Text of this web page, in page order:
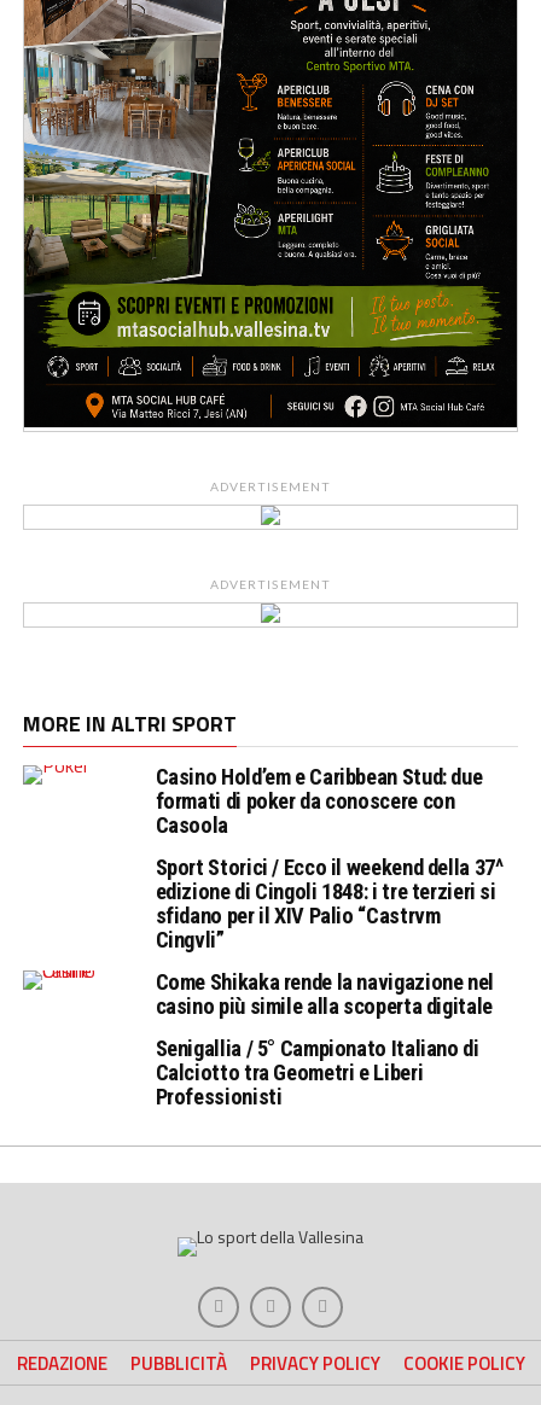
ADVERTISEMENT
ADVERTISEMENT
MORE IN ALTRI SPORT
Casino Hold’em e Caribbean Stud: due
formati di poker da conoscere con
Casoola
Sport Storici / Ecco il weekend della 37^
edizione di Cingoli 1848: i tre terzieri si
sfidano per il XIV Palio “Castrvm
Cingvli”
Come Shikaka rende la navigazione nel
casino più simile alla scoperta digitale
Senigallia / 5° Campionato Italiano di
Calciotto tra Geometri e Liberi
Professionisti
REDAZIONE PUBBLICITÀ PRIVACY POLICY COOKIE POLICY